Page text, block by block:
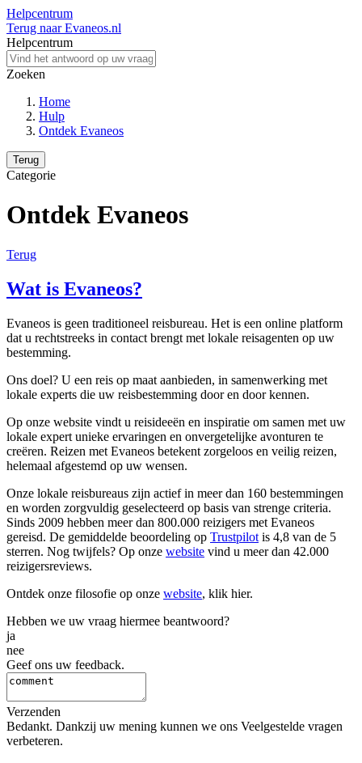
Helpcentrum
Terug naar Evaneos.nl
Helpcentrum
Zoeken
Home
Hulp
Ontdek Evaneos
Terug
Categorie
Ontdek Evaneos
Terug
Wat is Evaneos?
Evaneos is geen traditioneel reisbureau. Het is een online platform
dat u rechtstreeks in contact brengt met lokale reisagenten op uw
bestemming.
Ons doel? U een reis op maat aanbieden, in samenwerking met
lokale experts die uw reisbestemming door en door kennen.
Op onze website vindt u reisideeën en inspiratie om samen met uw
lokale expert unieke ervaringen en onvergetelijke avonturen te
creëren. Reizen met Evaneos betekent zorgeloos en veilig reizen,
helemaal afgestemd op uw wensen.
Onze lokale reisbureaus zijn actief in meer dan 160 bestemmingen
en worden zorgvuldig geselecteerd op basis van strenge criteria.
Sinds 2009 hebben meer dan 800.000 reizigers met Evaneos
gereisd. De gemiddelde beoordeling op Trustpilot is 4,8 van de 5
sterren. Nog twijfels? Op onze website vind u meer dan 42.000
reizigersreviews.
Ontdek onze filosofie op onze website, klik hier.
Hebben we uw vraag hiermee beantwoord?
ja
nee
Geef ons uw feedback.
Verzenden
Bedankt. Dankzij uw mening kunnen we ons Veelgestelde vragen
verbeteren.